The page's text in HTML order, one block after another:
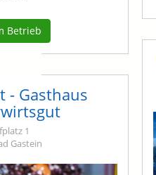
Betrieb
- Gasthaus
1
Gastein